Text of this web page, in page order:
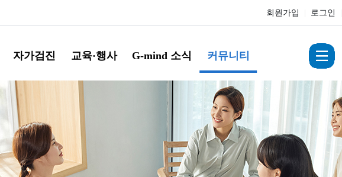
회원가입 로그인
자가검진 교육·행사 G-mind 소식 커뮤니티